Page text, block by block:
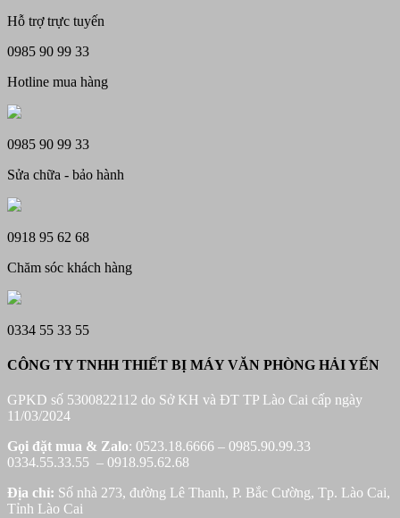
Hỗ trợ trực tuyến
0985 90 99 33
Hotline mua hàng
0985 90 99 33
Sửa chữa - bảo hành
0918 95 62 68
Chăm sóc khách hàng
0334 55 33 55
CÔNG TY TNHH THIẾT BỊ MÁY VĂN PHÒNG HẢI YẾN
GPKD số 5300822112 do Sở KH và ĐT TP Lào Cai cấp ngày
11/03/2024
Gọi đặt mua & Zalo: 0523.18.6666 – 0985.90.99.33
0334.55.33.55 – 0918.95.62.68
Địa chỉ: Số nhà 273, đường Lê Thanh, P. Bắc Cường, Tp. Lào Cai,
Tỉnh Lào Cai